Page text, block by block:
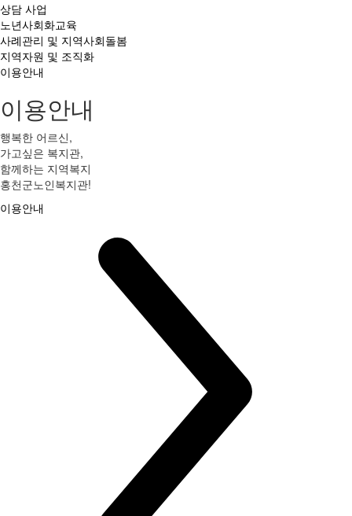
상담 사업
노년사회화교육
사례관리 및 지역사회돌봄
지역자원 및 조직화
이용안내
이용안내
행복한 어르신,
가고싶은 복지관,
함께하는 지역복지
홍천군노인복지관!
이용안내